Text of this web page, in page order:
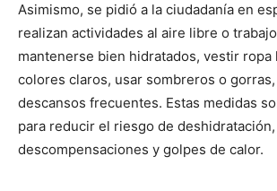
Asimismo, se pidió a la ciudadanía en
realizan actividades al aire libre o
mantenerse bien hidratados, vestir ropa
colores claros, usar sombreros o
descansos frecuentes. Estas medidas
para reducir el riesgo de deshidratación,
descompensaciones y golpes de calor.